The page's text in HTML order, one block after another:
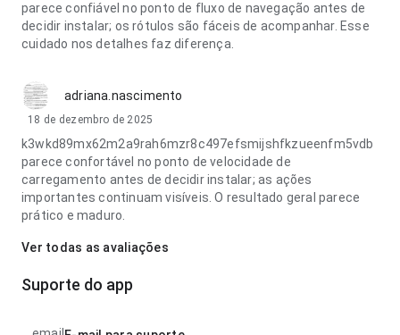
parece confiável no ponto de fluxo de navegação antes de
decidir instalar; os rótulos são fáceis de acompanhar. Esse
cuidado nos detalhes faz diferença.
adriana.nascimento
18 de dezembro de 2025
k3wkd89mx62m2a9rah6mzr8c497efsmijshfkzueenfm5vdb
parece confortável no ponto de velocidade de
carregamento antes de decidir instalar; as ações
importantes continuam visíveis. O resultado geral parece
prático e maduro.
Ver todas as avaliações
Suporte do app